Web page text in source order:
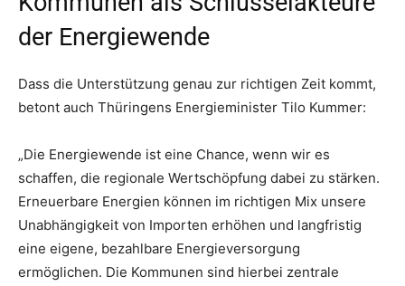
der Energiewende
Dass die Unterstützung genau zur richtigen Zeit kommt,
betont auch Thüringens Energieminister Tilo Kummer:
„Die Energiewende ist eine Chance, wenn wir es
schaffen, die regionale Wertschöpfung dabei zu stärken.
Erneuerbare Energien können im richtigen Mix unsere
Unabhängigkeit von Importen erhöhen und langfristig
eine eigene, bezahlbare Energieversorgung
ermöglichen. Die Kommunen sind hierbei zentrale